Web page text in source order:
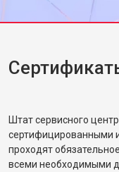
Штат сервисного
сертифицированными
проходят
всеми необходимыми